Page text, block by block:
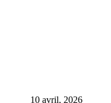
10 avril, 2026